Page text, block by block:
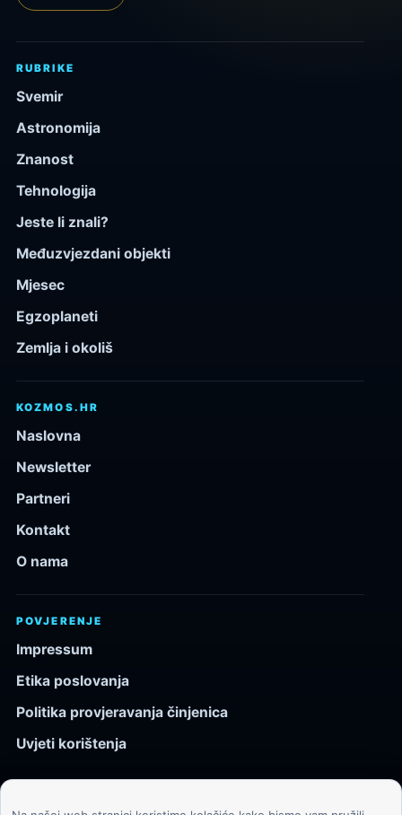
RUBRIKE
Svemir
Astronomija
Znanost
Tehnologija
Jeste li znali?
Međuzvjezdani objekti
Mjesec
Egzoplaneti
Zemlja i okoliš
KOZMOS.HR
Naslovna
Newsletter
Partneri
Kontakt
O nama
POVJERENJE
Impressum
Etika poslovanja
Politika provjeravanja činjenica
Uvjeti korištenja